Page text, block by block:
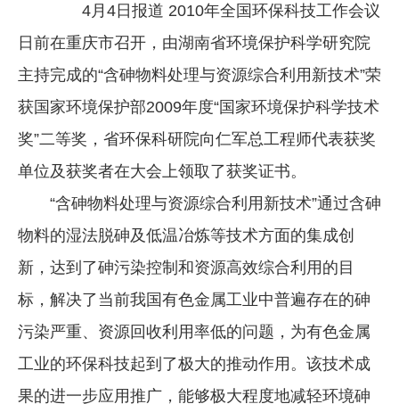
镁钛
地矿 建设
党建工作
企业文化
《资源再生》杂志
数字报
4月4日报道 2010年全国环保科技工作会议
日前在重庆市召开，由湖南省环境保护科学研究院
主持完成的“含砷物料处理与资源综合利用新技术”荣
获国家环境保护部2009年度“国家环境保护科学技术
奖”二等奖，省环保科研院向仁军总工程师代表获奖
单位及获奖者在大会上领取了获奖证书。
“含砷物料处理与资源综合利用新技术”通过含砷
物料的湿法脱砷及低温冶炼等技术方面的集成创
新，达到了砷污染控制和资源高效综合利用的目
标，解决了当前我国有色金属工业中普遍存在的砷
污染严重、资源回收利用率低的问题，为有色金属
工业的环保科技起到了极大的推动作用。该技术成
果的进一步应用推广，能够极大程度地减轻环境砷